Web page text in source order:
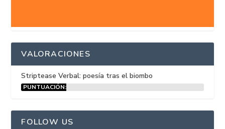
VALORACIONES
Striptease Verbal: poesía tras el biombo
PUNTUACIÓN:
FOLLOW US